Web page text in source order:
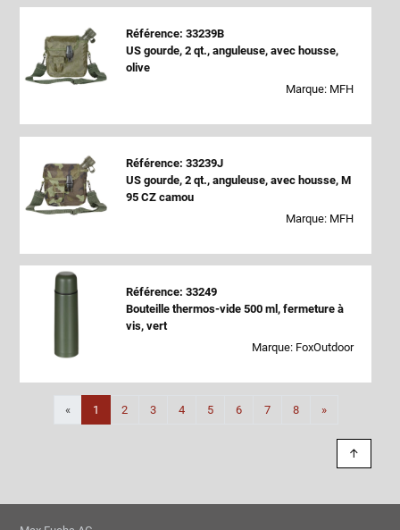
Référence: 33239B
US gourde, 2 qt., anguleuse, avec housse,
olive
Marque: MFH
Référence: 33239J
US gourde, 2 qt., anguleuse, avec housse, M
95 CZ camou
Marque: MFH
Référence: 33249
Bouteille thermos-vide 500 ml, fermeture à
vis, vert
Marque: FoxOutdoor
« 1 2 3 4 5 6 7 8 »Suivant
↑